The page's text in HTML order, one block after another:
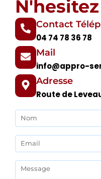
Contact
04 74 78 36 78
Mail
info@appro-
Adresse
Route de